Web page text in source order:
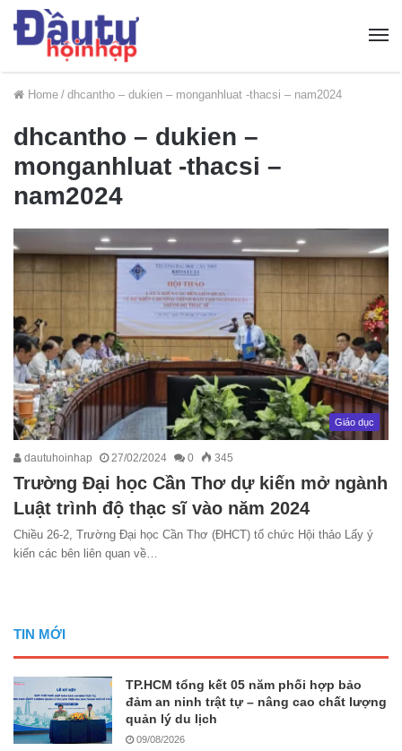
Home / dhcantho – dukien – monganhluat -thacsi – nam2024
dhcantho – dukien –
monganhluat -thacsi –
nam2024
Giáo dục
dautuhoinhap 27/02/2024 0 345
Trường Đại học Cần Thơ dự kiến mở ngành
Luật trình độ thạc sĩ vào năm 2024
Chiều 26-2, Trường Đại học Cần Thơ (ĐHCT) tổ chức Hội thảo Lấy ý
kiến các bên liên quan về…
TIN MỚI
TP.HCM tổng kết 05 năm phối hợp bảo
đảm an ninh trật tự – nâng cao chất lượng
quản lý du lịch
09/08/2026